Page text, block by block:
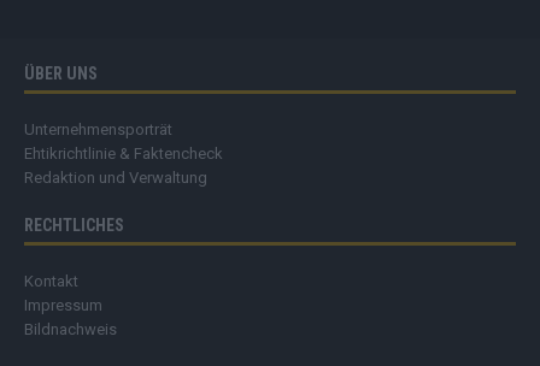
ÜBER UNS
Unternehmensporträt
Ehtikrichtlinie & Faktencheck
Redaktion und Verwaltung
RECHTLICHES
Kontakt
Impressum
Bildnachweis